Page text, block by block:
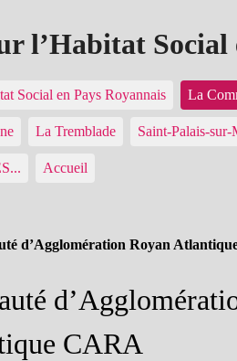
l’Habitat Social
Social en Pays Royannais La
La Tremblade Saint-Palais-sur-
Accueil
d’Agglomération Royan
CARA